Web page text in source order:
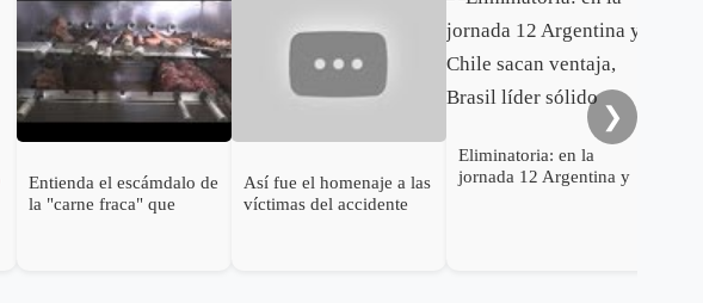
Entienda el escámdalo de
la "carne fraca" que
Así fue el homenaje a las
víctimas del accidente
Eliminatoria: en la
jornada 12 Argentina y
❯